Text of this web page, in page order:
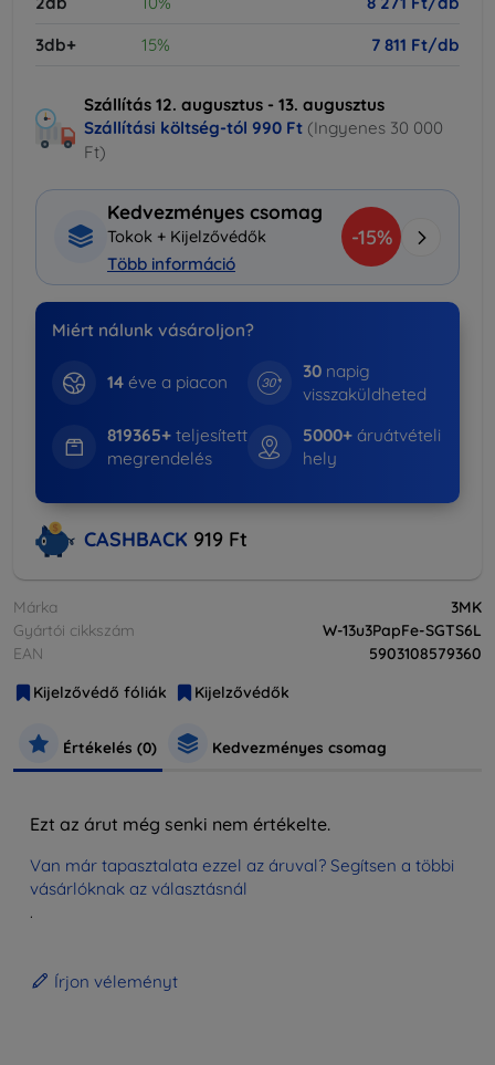
3db+
15% 7 811 Ft/db
Szállítás 12. augusztus - 13. augusztus
Szállítási költség-tól 990 Ft (Ingyenes 30 000
Ft)
Kedvezményes csomag
Tokok + Kijelzővédők
Több információ
-15%
Miért nálunk vásároljon?
14éve a piacon
30 napig
visszaküldheted
819365+teljesített
megrendelés
5000+ áruátvételi
hely
CASHBACK 919 Ft
Márka
3MK
Gyártói cikkszám
W-13u3PapFe-SGTS6L
EAN
5903108579360
Kijelzővédő fóliák
Kijelzővédők
Értékelés (0) Kedvezményes csomag
Ezt az árut még senki nem értékelte.
Van már tapasztalata ezzel az áruval? Segítsen a többi
vásárlóknak az választásnál
.
Írjon véleményt